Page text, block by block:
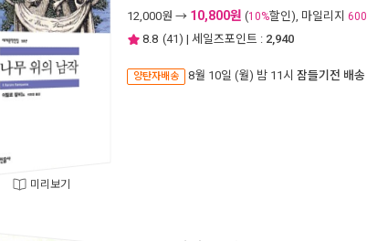
미리보기
12,000원 → 10,800원 (10%할인), 마일리지 600
8.8 (41) | 세일즈포인트 : 2,940
양탄자배송 8월 10일 (월) 밤 11시 잠들기전 배송